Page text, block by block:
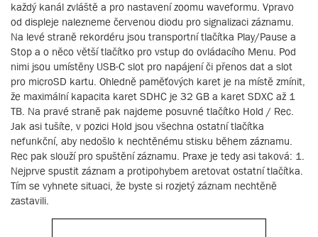
každý kanál zvláště a pro nastavení zoomu waveformu. Vpravo
od displeje nalezneme červenou diodu pro signalizaci záznamu.
Na levé straně rekordéru jsou transportní tlačítka Play/Pause a
Stop a o něco větší tlačítko pro vstup do ovládacího Menu. Pod
nimi jsou umístěny USB-C slot pro napájení či přenos dat a slot
pro microSD kartu. Ohledně paměťových karet je na místě zmínit,
že maximální kapacita karet SDHC je 32 GB a karet SDXC až 1
TB. Na pravé straně pak najdeme posuvné tlačítko Hold / Rec.
Jak asi tušíte, v pozici Hold jsou všechna ostatní tlačítka
nefunkční, aby nedošlo k nechtěnému stisku během záznamu.
Rec pak slouží pro spuštění záznamu. Praxe je tedy asi taková: 1.
Nejprve spustit záznam a protipohybem aretovat ostatní tlačítka.
Tím se vyhnete situaci, že byste si rozjetý záznam nechtěně
zastavili.